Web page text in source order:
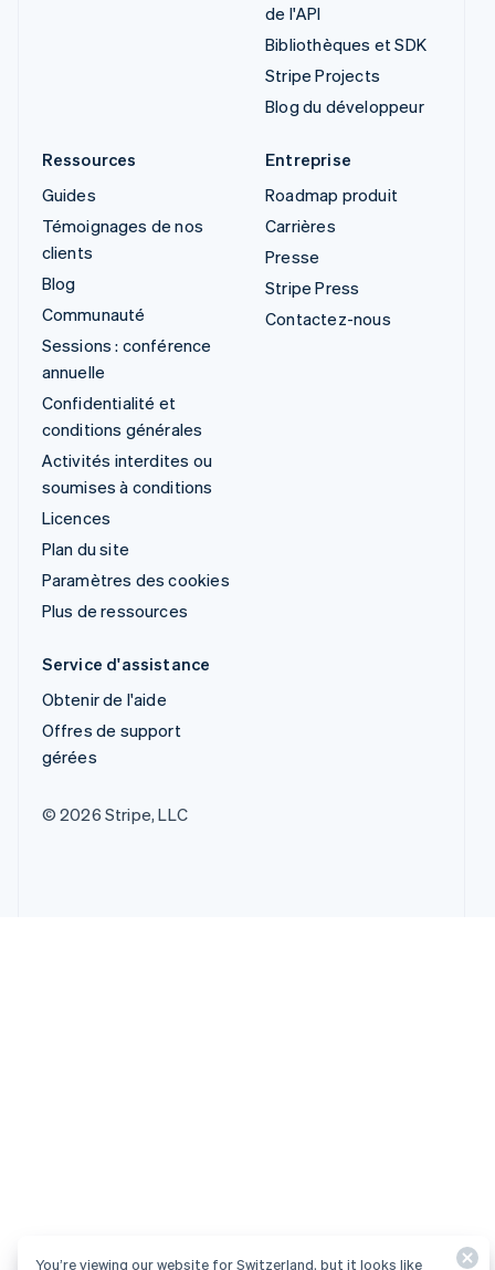
de l'API
Bibliothèques et SDK
Stripe Projects
Blog du développeur
Ressources
Guides
Témoignages de nos
clients
Blog
Communauté
Sessions : conférence
annuelle
Confidentialité et
conditions générales
Activités interdites ou
soumises à conditions
Licences
Plan du site
Paramètres des cookies
Plus de ressources
Entreprise
Roadmap produit
Carrières
Presse
Stripe Press
Contactez-nous
Service d'assistance
Obtenir de l'aide
Offres de support
gérées
© 2026 Stripe, LLC
You’re viewing our website for Switzerland, but it looks like